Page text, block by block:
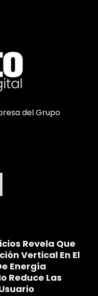
del Grupo
Revela Que
Vertical En El
Energía
Reduce Las